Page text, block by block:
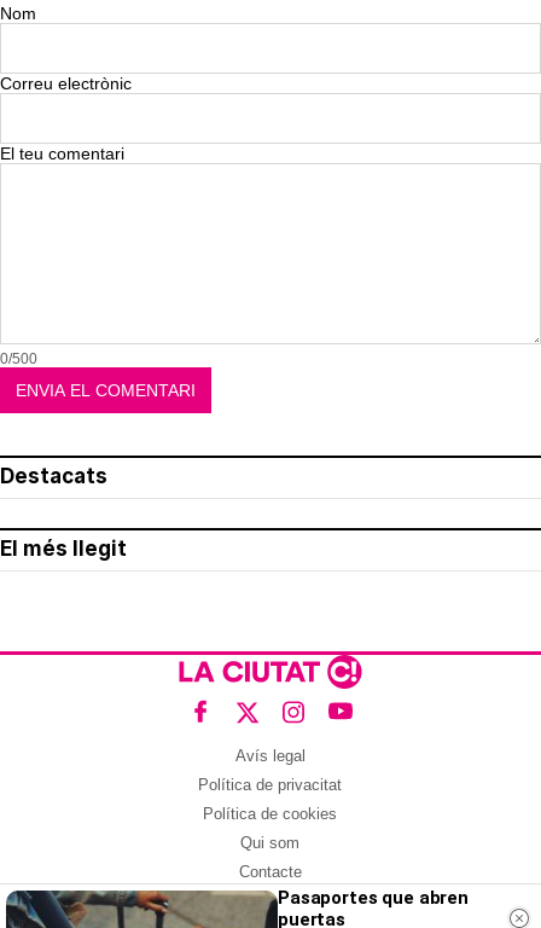
Nom
Correu electrònic
El teu comentari
0/500
Destacats
El més llegit
Avís legal
Política de privacitat
Política de cookies
Qui som
Contacte
Xarxes socialsPasaportes que abren
puertas